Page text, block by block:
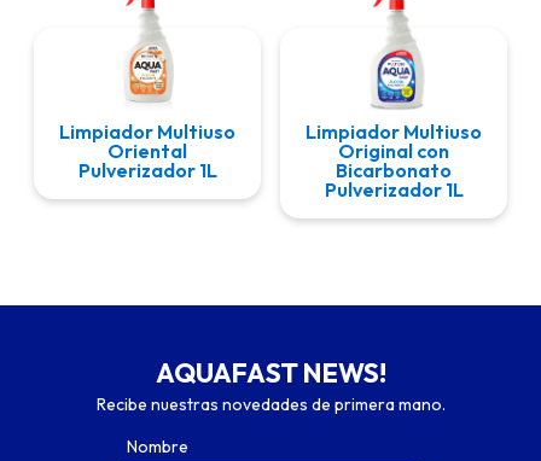
Limpiador Multiuso
Oriental
Pulverizador 1L
Limpiador Multiuso
Original con
Bicarbonato
Pulverizador 1L
AQUAFAST NEWS!
Recibe nuestras novedades de primera mano.
Nombre